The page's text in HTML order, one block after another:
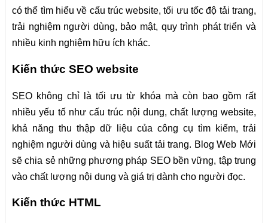
có thể tìm hiểu về cấu trúc website, tối ưu tốc độ tải trang,
trải nghiệm người dùng, bảo mật, quy trình phát triển và
nhiều kinh nghiệm hữu ích khác.
Kiến thức SEO website
SEO không chỉ là tối ưu từ khóa mà còn bao gồm rất
nhiều yếu tố như cấu trúc nội dung, chất lượng website,
khả năng thu thập dữ liệu của công cụ tìm kiếm, trải
nghiệm người dùng và hiệu suất tải trang. Blog Web Mới
sẽ chia sẻ những phương pháp SEO bền vững, tập trung
vào chất lượng nội dung và giá trị dành cho người đọc.
Kiến thức HTML